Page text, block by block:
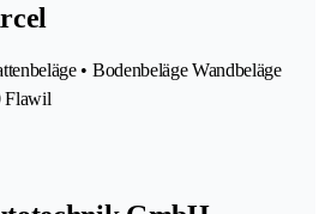
• Bodenbeläge Wandbeläge
Flawil